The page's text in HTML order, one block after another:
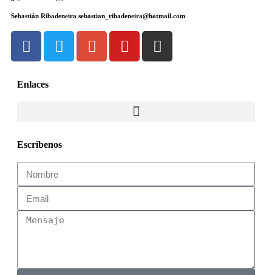
Sebastián Ribadeneira sebastian_ribadeneira@hotmail.com
Enlaces
Escribenos